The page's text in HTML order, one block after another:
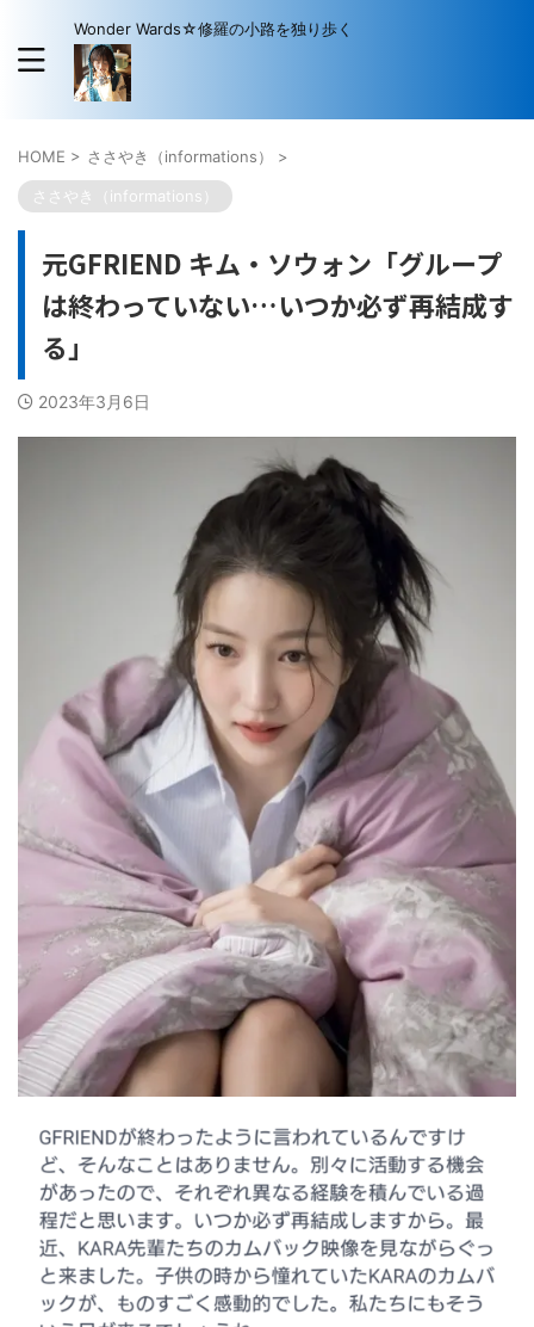
Wonder Wards☆修羅の小路を独り歩く
HOME > ささやき（informations） >
ささやき（informations）
元GFRIEND キム・ソウォン「グループ
は終わっていない…いつか必ず再結成す
る」
2023年3月6日